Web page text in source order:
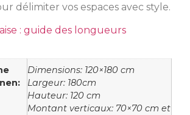
délimiter vos espaces avec style.
: guide des longueurs
Dimensions: 120×180 cm
Largeur: 180cm
Hauteur: 120 cm
Montant verticaux: 70×70 cm et